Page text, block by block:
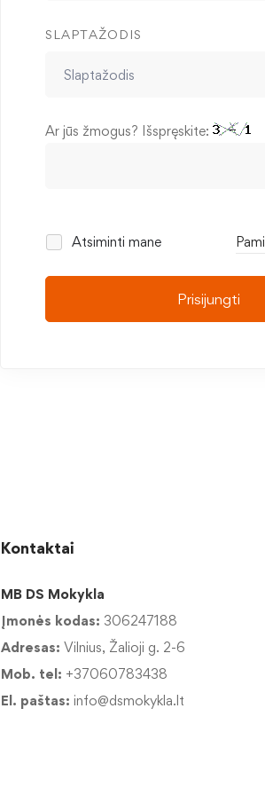
SLAPTAŽODIS
Ar jūs žmogus? Išspręskite:
Atsiminti mane
Prisijungti
Kontaktai
MB DS Mokykla
Įmonės kodas: 306247188
Adresas: Vilnius, Žalioji g. 2-6
Mob. tel: +37060783438
El. paštas: info@dsmokykla.lt